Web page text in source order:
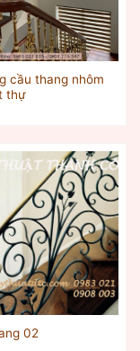
cầu thang nhôm
thự
02